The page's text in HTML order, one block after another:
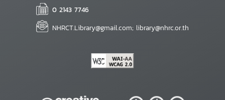
0 2143 7746
NHRCT.Library@gmail.com; library@nhrc.or.th